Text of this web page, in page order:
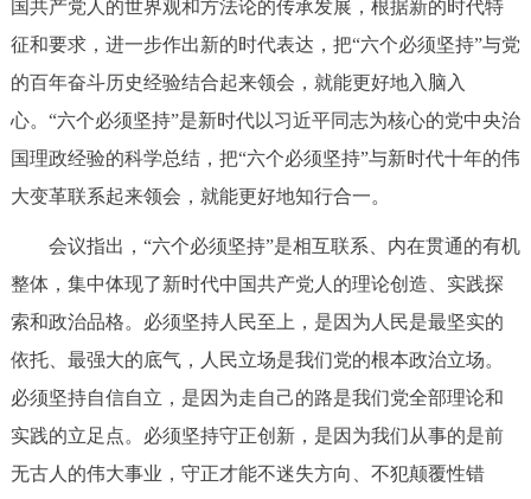
多语种
ENGLISH 한국어 日本語
DEUTSCH FRANÇAIS РУССКИЙ ЯЗЫК
回到顶部
国共产党人的世界观和方法论的传承发展，根据新的时代特
征和要求，进一步作出新的时代表达，把“六个必须坚持”与党
的百年奋斗历史经验结合起来领会，就能更好地入脑入
心。“六个必须坚持”是新时代以习近平同志为核心的党中央治
国理政经验的科学总结，把“六个必须坚持”与新时代十年的伟
大变革联系起来领会，就能更好地知行合一。
会议指出，“六个必须坚持”是相互联系、内在贯通的有机
整体，集中体现了新时代中国共产党人的理论创造、实践探
索和政治品格。必须坚持人民至上，是因为人民是最坚实的
依托、最强大的底气，人民立场是我们党的根本政治立场。
必须坚持自信自立，是因为走自己的路是我们党全部理论和
实践的立足点。必须坚持守正创新，是因为我们从事的是前
无古人的伟大事业，守正才能不迷失方向、不犯颠覆性错